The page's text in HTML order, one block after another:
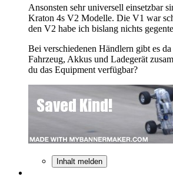
Ansonsten sehr universell einsetzbar
Kraton 4s V2 Modelle. Die V1 war
den V2 habe ich bislang nichts
Bei verschiedenen Händlern gibt es
Fahrzeug, Akkus und Ladegerät
du das Equipment verfügbar?
Inhalt melden